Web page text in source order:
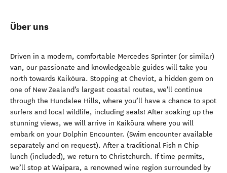
Über uns
Driven in a modern, comfortable Mercedes Sprinter (or similar)
van, our passionate and knowledgeable guides will take you
north towards Kaikōura. Stopping at Cheviot, a hidden gem on
one of New Zealand’s largest coastal routes, we'll continue
through the Hundalee Hills, where you’ll have a chance to spot
surfers and local wildlife, including seals! After soaking up the
stunning views, we will arrive in Kaikōura where you will
embark on your Dolphin Encounter. (Swim encounter available
separately and on request). After a traditional Fish n Chip
lunch (included), we return to Christchurch. If time permits,
we’ll stop at Waipara, a renowned wine region surrounded by